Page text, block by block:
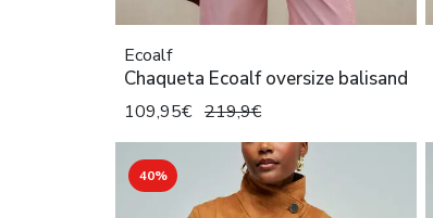
Ecoalf
Chaqueta Ecoalf oversize balisand
109,95€ 219,9€
40%